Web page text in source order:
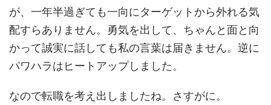
が、一年半過ぎても一向にターゲットから外れる気
配すらありません。勇気を出して、ちゃんと面と向
かって誠実に話しても私の言葉は届きません。逆に
パワハラはヒートアップしました。
なので転職を考え出しましたね。さすがに。